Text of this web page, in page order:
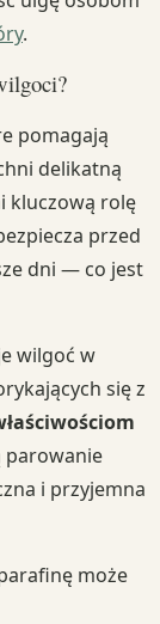
.
pomagają
delikatną
kluczową rolę
przed
dni — co jest
wilgoć w
się z
parowanie
i przyjemna
może